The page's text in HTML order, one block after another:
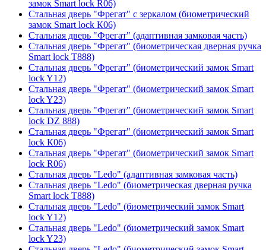
замок Smart lock R06)
Стальная дверь "Фрегат" с зеркалом (биометрический
замок Smart lock К06)
Стальная дверь "Фрегат" (адаптивная замковая часть)
Стальная дверь "Фрегат" (биометрическая дверная ручка
Smart lock T888)
Стальная дверь "Фрегат" (биометрический замок Smart
lock Y12)
Стальная дверь "Фрегат" (биометрический замок Smart
lock Y23)
Стальная дверь "Фрегат" (биометрический замок Smart
lock DZ 888)
Стальная дверь "Фрегат" (биометрический замок Smart
lock К06)
Стальная дверь "Фрегат" (биометрический замок Smart
lock R06)
Стальная дверь "Ledo" (адаптивная замковая часть)
Стальная дверь "Ledo" (биометрическая дверная ручка
Smart lock T888)
Стальная дверь "Ledo" (биометрический замок Smart
lock Y12)
Стальная дверь "Ledo" (биометрический замок Smart
lock Y23)